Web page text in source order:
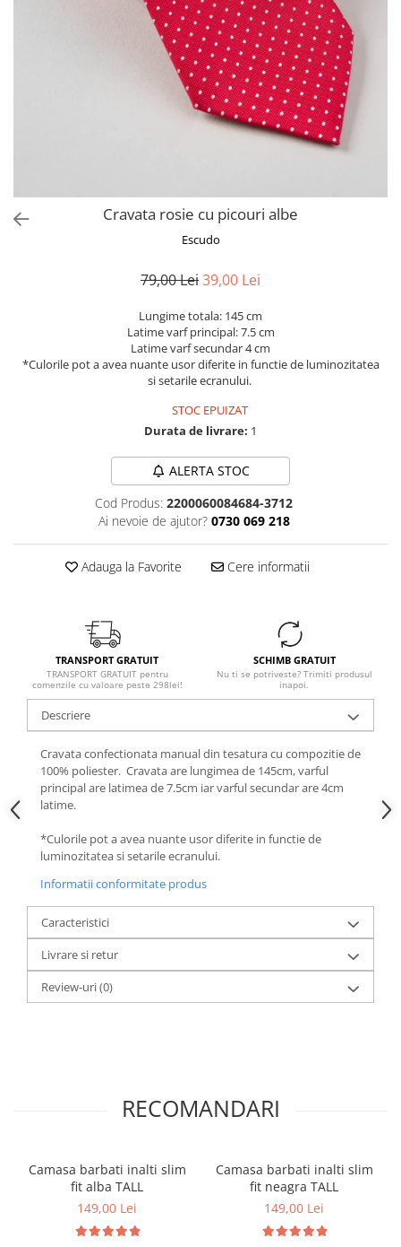
Cravata rosie cu picouri albe
Escudo
79,00 Lei39,00 Lei
Lungime totala: 145 cm
Latime varf principal: 7.5 cm
Latime varf secundar 4 cm
*Culorile pot a avea nuante usor diferite in functie de luminozitatea
si setarile ecranului.
STOC EPUIZAT
Durata de livrare: 1
ALERTA STOC
Cod Produs: 2200060084684-3712
Ai nevoie de ajutor? 0730 069 218
Adauga la Favorite Cere informatii
TRANSPORT GRATUIT
TRANSPORT GRATUIT pentru
comenzile cu valoare peste 298lei!
SCHIMB GRATUIT
Nu ti se potriveste? Trimiti produsul
inapoi.
Descriere
Cravata confectionata manual din tesatura cu compozitie de
100% poliester. Cravata are lungimea de 145cm, varful
principal are latimea de 7.5cm iar varful secundar are 4cm
latime.
*Culorile pot a avea nuante usor diferite in functie de
luminozitatea si setarile ecranului.
Informatii conformitate produs
Caracteristici
Livrare si retur
Review-uri(0)
RECOMANDARI
Camasa barbati inalti slim
fit alba TALL
149,00 Lei
Camasa barbati inalti slim
fit neagra TALL
149,00 Lei